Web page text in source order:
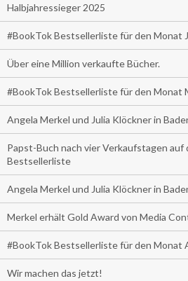
Halbjahressieger 2025
#BookTok Bestsellerliste für den Monat
Über eine Million verkaufte Bücher.
#BookTok Bestsellerliste für den Monat
Angela Merkel und Julia Klöckner in
Papst-Buch nach vier Verkaufstagen auf
Bestsellerliste
Angela Merkel und Julia Klöckner in
Merkel erhält Gold Award von Media
#BookTok Bestsellerliste für den Monat
Wir machen das jetzt!